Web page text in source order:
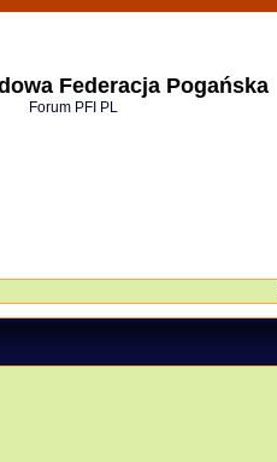
Federacja Pogańska
Forum PFI PL